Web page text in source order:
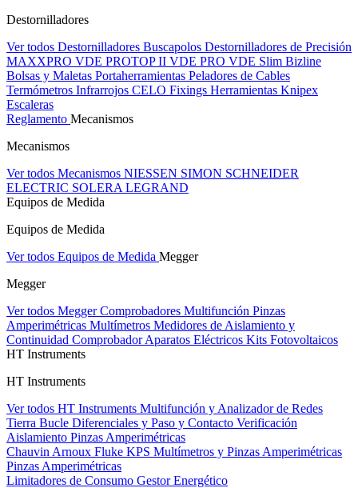
Destornilladores
Ver todos Destornilladores Buscapolos Destornilladores de Precisión
MAXXPRO VDE PROTOP II VDE PRO VDE Slim Bizline
Bolsas y Maletas Portaherramientas Peladores de Cables
Termómetros Infrarrojos CELO Fixings Herramientas Knipex
Escaleras
Reglamento Mecanismos
Mecanismos
Ver todos Mecanismos NIESSEN SIMON SCHNEIDER
ELECTRIC SOLERA LEGRAND
Equipos de Medida
Equipos de Medida
Ver todos Equipos de Medida Megger
Megger
Ver todos MeggerComprobadores Multifunción Pinzas
Amperimétricas Multímetros Medidores de Aislamiento y
Continuidad Comprobador Aparatos Eléctricos Kits Fotovoltaicos
HT Instruments
HT Instruments
Ver todos HT Instruments Multifunción y Analizador de Redes
Tierra Bucle Diferenciales y Paso y Contacto Verificación
Aislamiento Pinzas Amperimétricas
Chauvin Arnoux Fluke KPS Multímetros y Pinzas Amperimétricas
Pinzas Amperimétricas
Limitadores de Consumo Gestor Energético